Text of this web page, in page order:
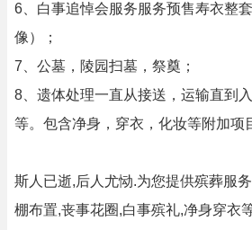
6、白事追悼会服务服务预售寿衣整
像）；
7、公墓，陵园扫墓，祭奠；
8、遗体处理一直从接送，运输直到
等。包含净身，穿衣，化妆等附加项
斯人已逝,后人尤恸.为您提供殡葬服
棚布置,丧事花圈,白事殡礼,净身穿衣